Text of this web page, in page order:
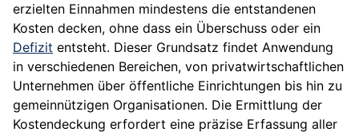
erzielten Einnahmen mindestens die entstandenen
Kosten decken, ohne dass ein Überschuss oder ein
Defizit entsteht. Dieser Grundsatz findet Anwendung
in verschiedenen Bereichen, von privatwirtschaftlichen
Unternehmen über öffentliche Einrichtungen bis hin zu
gemeinnützigen Organisationen. Die Ermittlung der
Kostendeckung erfordert eine präzise Erfassung aller